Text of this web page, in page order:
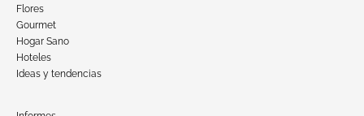
Flores
Gourmet
Hogar Sano
Hoteles
Ideas y tendencias